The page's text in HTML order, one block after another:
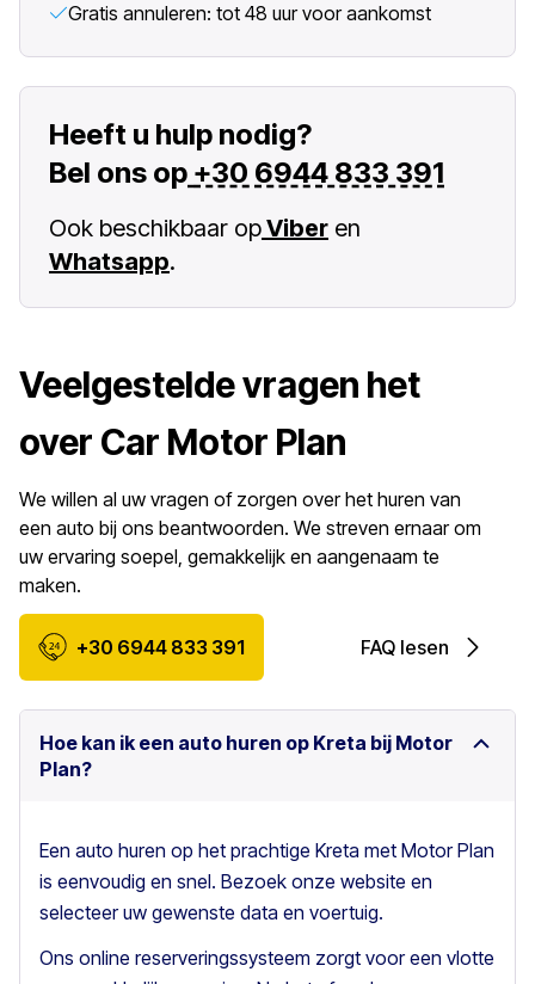
Gratis annuleren: tot 48 uur voor aankomst
Heeft u hulp nodig?
Bel ons op +30 6944 833 391
Ook beschikbaar opViber en
Whatsapp.
Veelgestelde vragen het
over Car Motor Plan
We willen al uw vragen of zorgen over het huren van
een auto bij ons beantwoorden. We streven ernaar om
uw ervaring soepel, gemakkelijk en aangenaam te
maken.
+30 6944 833 391 FAQ lesen
Hoe kan ik een auto huren op Kreta bij Motor
Plan?
Een auto huren op het prachtige Kreta met Motor Plan
is eenvoudig en snel. Bezoek onze website en
selecteer uw gewenste data en voertuig.
Ons online reserveringssysteem zorgt voor een vlotte